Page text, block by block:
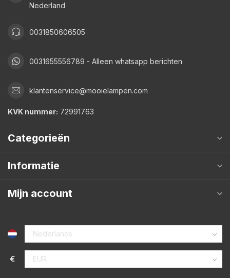
Nederland
0031850606505
0031655556789 - Alleen whatsapp berichten
klantenservice@mooielampen.com
KVK nummer: 72991763
Categorieën
Informatie
Mijn account
€